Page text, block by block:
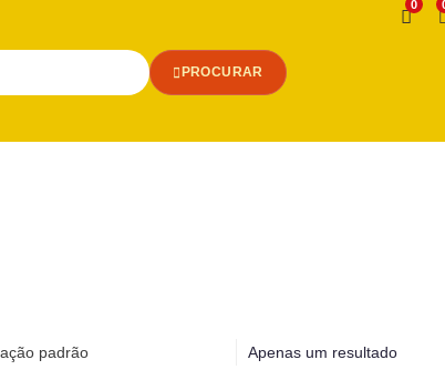
PROCURAR
Desejo
Apenas um resultado